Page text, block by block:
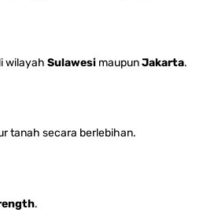
wilayah Sulawesi maupunJakarta.
tanah secara berlebihan.
.